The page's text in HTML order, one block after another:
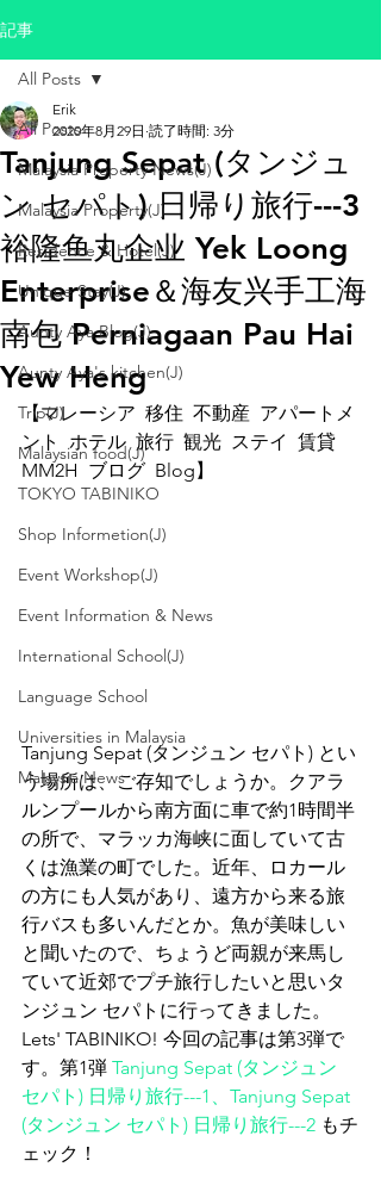
記事
All Posts
Malaysia Property News(J)
Malaysia Property(J)
Residence & Hotel(J)
Unique Stay(J)
Aunty Aya Blog(J)
Aunty Aya's kitchen(J)
Trip(J)
Malaysian food(J)
TOKYO TABINIKO
Shop Informetion(J)
Event Workshop(J)
Event Information & News
International School(J)
Language School
Universities in Malaysia
Malaysia News
All Posts
Tanjung Sepat (タンジュ
ン セパト) 日帰り旅行---3
裕隆鱼丸企业 Yek Loong
Enterprise＆海友兴手工海
南包 Perniagaan Pau Hai
Yew Heng
Erik
2020年8月29日 読了時間: 3分
【マレーシア  移住  不動産  アパートメ
ント  ホテル  旅行  観光  ステイ  賃貸
MM2H  ブログ  Blog】
Tanjung Sepat (タンジュン セパト) とい
う場所は、ご存知でしょうか。クアラ
ルンプールから南方面に車で約1時間半
の所で、マラッカ海峡に面していて古
くは漁業の町でした。近年、ロカール
の方にも人気があり、遠方から来る旅
行バスも多いんだとか。魚が美味しい
と聞いたので、ちょうど両親が来馬し
ていて近郊でプチ旅行したいと思いタ
ンジュン セパトに行ってきました。
Lets' TABINIKO! 今回の記事は第3弾で
す。第1弾 Tanjung Sepat (タンジュン
セパト) 日帰り旅行---1 、 Tanjung Sepat
(タンジュン セパト) 日帰り旅行---2 もチ
ェック！